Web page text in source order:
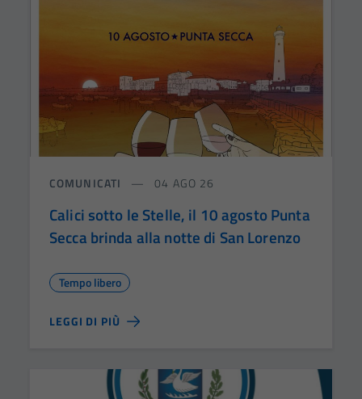
COMUNICATI 04 AGO 26
Calici sotto le Stelle, il 10 agosto Punta
Secca brinda alla notte di San Lorenzo
Tempo libero
LEGGI DI PIÙ